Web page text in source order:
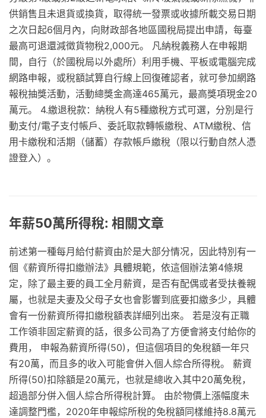
供銷售且未退貨或換貨，取得統一發票或收據所載交易日期
之次日起6個月內，向財政部各地區國稅局提出申請，每臺
最高可退還減徵貨物稅2,000元。 凡納稅義務人在申報期
間，自行（於國稅局以外處所）利用手機、平板或電腦完成
網路申報，或稅額試算自行線上回復確認者，就可參加網路
報稅抽獎活動，活動總獎金高達465萬元，最高獎項現金20
萬元。 4.繳退稅款：納稅人有5種繳稅方式可選，分別是行
動支付/電子支付帳戶、委託取款轉帳繳稅、ATM繳稅、信
用卡繳稅和活期（儲蓄）存款帳戶繳稅（限以行動自然人憑
證登入）。
年薪50萬所得稅: 相關文章
前述第一種每月給付薪資由於是大部分情况，因此特別有一
個《薪資所得扣繳辦法》具體規範，依這個辦法第4條規
定，除了最主要的員工全月薪資，是否有配偶或者受扶養親
屬，也就是夫妻及父母子女也會影響到底要扣繳多少，具體
會有一份薪資所得扣繳稅額表詳細列出來。 若是沒有正職
工作領非固定薪資的話，很多公司為了方便會將支付給你的
費用， 申報為薪資所得(50)，但這個項目的免稅額一年只
有20萬，而且多的收入可能會併入個人綜合所得稅。 薪資
所得(50)扣除額是20萬元，也就是總收入其中20萬免稅，
超過部分併入個人綜合所得稅計算。 由於物價上漲幅度未
達調整門檻，2020年申報綜所稅的免稅額同樣維持8.8萬元